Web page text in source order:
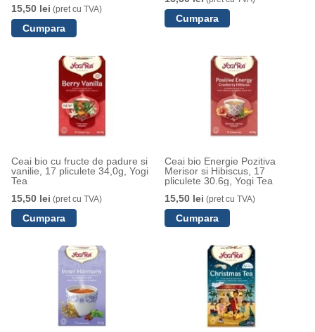
15,50 lei (pret cu TVA)
Ceai bio cu fructe de padure si
vanilie, 17 pliculete 34,0g, Yogi
Tea
15,50 lei (pret cu TVA)
Ceai bio Energie Pozitiva
Merisor si Hibiscus, 17
pliculete 30.6g, Yogi Tea
15,50 lei (pret cu TVA)